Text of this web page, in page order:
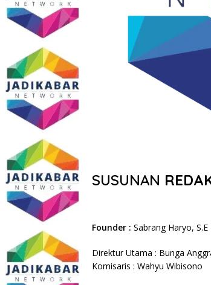
SUSUNAN
Founder : Sabrang Haryo,
Direktur Utama : Bunga
Komisaris : Wahyu Wibisono